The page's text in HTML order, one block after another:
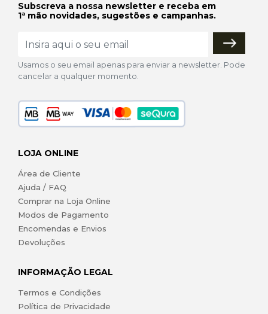
Subscreva a nossa newsletter e receba em
1ª mão novidades, sugestões e campanhas.
Usamos o seu email apenas para enviar a newsletter. Pode
cancelar a qualquer momento.
LOJA ONLINE
Área de Cliente
Ajuda / FAQ
Comprar na Loja Online
Modos de Pagamento
Encomendas e Envios
Devoluções
INFORMAÇÃO LEGAL
Termos e Condições
Política de Privacidade